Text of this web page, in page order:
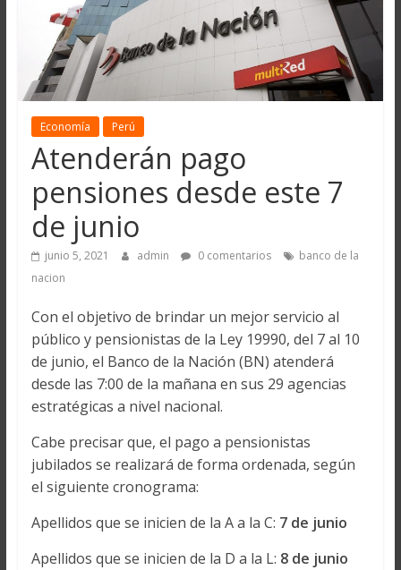
Economía Perú
Atenderán pago
pensiones desde este 7
de junio
junio 5, 2021 admin 0 comentarios
banco de la
nacion
Con el objetivo de brindar un mejor servicio al
público y pensionistas de la Ley 19990, del 7 al 10
de junio, el Banco de la Nación (BN) atenderá
desde las 7:00 de la mañana en sus 29 agencias
estratégicas a nivel nacional.
Cabe precisar que, el pago a pensionistas
jubilados se realizará de forma ordenada, según
el siguiente cronograma:
Apellidos que se inicien de la A a la C: 7 de junio
Apellidos que se inicien de la D a la L: 8 de junio